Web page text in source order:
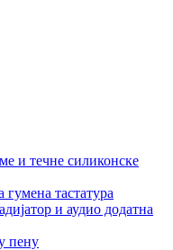
и течне силиконске
тастатура
и аудио додатна
пену